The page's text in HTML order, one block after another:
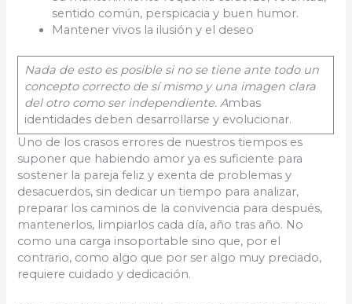
sentido común, perspicacia y buen humor.
Mantener vivos la ilusión y el deseo
Nada de esto es posible si no se tiene ante todo un
concepto correcto de sí mismo y una imagen clara
del otro como ser independiente. Ambas
identidades deben desarrollarse y evolucionar.
Uno de los crasos errores de nuestros tiempos es
suponer que habiendo amor ya es suficiente para
sostener la pareja feliz y exenta de problemas y
desacuerdos, sin dedicar un tiempo para analizar,
preparar los caminos de la convivencia para después,
mantenerlos, limpiarlos cada día, año tras año. No
como una carga insoportable sino que, por el
contrario, como algo que por ser algo muy preciado,
requiere cuidado y dedicación.